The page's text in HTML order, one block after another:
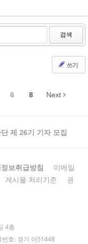
검색
쓰기
6 8 Next
제 26기 기자 모집
보취급방침
이메일
게시물 처리기준
권
4층
호: 경기 아51448